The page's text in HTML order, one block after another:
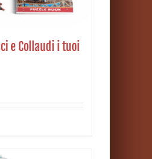
e Collaudi i tuoi